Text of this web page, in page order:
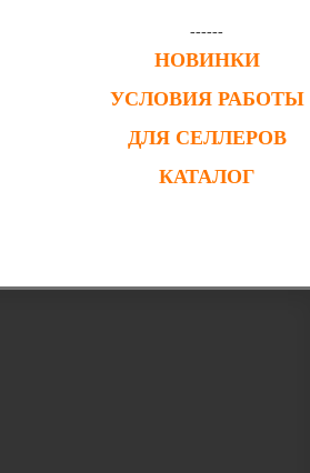
------
НОВИНКИ
УСЛОВИЯ РАБОТЫ
ДЛЯ СЕЛЛЕРОВ
КАТАЛОГ